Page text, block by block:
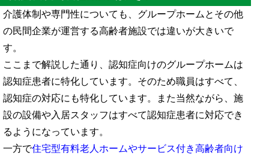
介護体制や専門性についても、グループホームとその他
の民間企業が運営する高齢者施設では違いが大きいで
す。
ここまで解説した通り、認知症向けのグループホームは
認知症患者に特化しています。そのため職員はすべて、
認知症の対応にも特化しています。また当然ながら、施
設の設備や入居スタッフはすべて認知症患者に対応でき
るようになっています。
一方で住宅型有料老人ホームやサービス付き高齢者向け